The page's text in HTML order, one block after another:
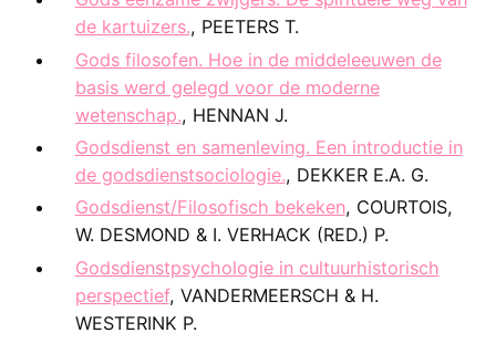
de kartuizers., PEETERS T.
Gods filosofen. Hoe in de middeleeuwen de
basis werd gelegd voor de moderne
wetenschap., HENNAN J.
Godsdienst en samenleving. Een introductie in
de godsdienstsociologie., DEKKER E.A. G.
Godsdienst/Filosofisch bekeken, COURTOIS,
W. DESMOND & I. VERHACK (RED.) P.
Godsdienstpsychologie in cultuurhistorisch
perspectief, VANDERMEERSCH & H.
WESTERINK P.